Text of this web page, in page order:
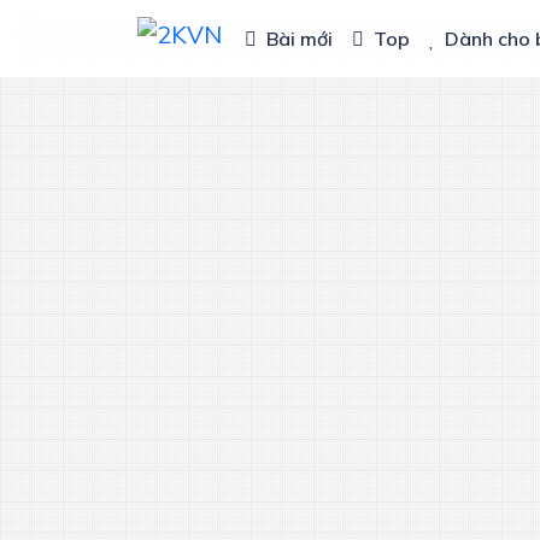
Bài mới Top Dành cho